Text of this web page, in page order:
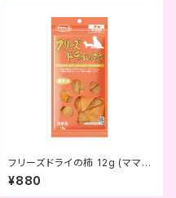
フリーズドライの柿 12g (ママク
ック)
¥880